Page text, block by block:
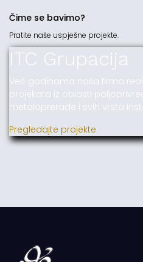
Čime se bavimo?
Pratite naše uspješne projekte.
ITC Grupacija
Već godinama naša firma
projekata iz oblasti
metaloprerade i svih vrsta
Pregledajte projekte